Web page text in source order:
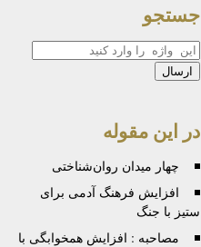
جستجو
جستجو
در این مقوله
چهار میدان روان‌شناختی
افزایش فرهنگ آدمی برای
ستیز با جنگ
مصاحبه : افزایش همخوابگی با